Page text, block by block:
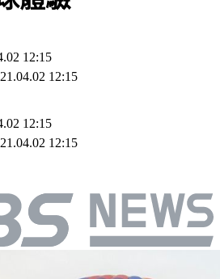
12:15
12:15